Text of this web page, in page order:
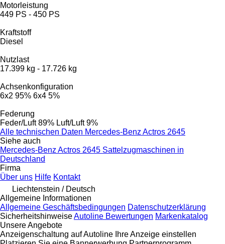
Motorleistung
449 PS - 450 PS
Kraftstoff
Diesel
Nutzlast
17.399 kg - 17.726 kg
Achsenkonfiguration
6x2 95% 6x4 5%
Federung
Feder/Luft 89% Luft/Luft 9%
Alle technischen Daten Mercedes-Benz Actros 2645
Siehe auch
Mercedes-Benz Actros 2645 Sattelzugmaschinen in
Deutschland
Firma
Über uns Hilfe Kontakt
Liechtenstein / Deutsch
Allgemeine Informationen
Allgemeine Geschäftsbedingungen Datenschutzerklärung
SicherheitshinweiseAutoline Bewertungen Markenkatalog
Unsere Angebote
Anzeigenschaltung auf Autoline Ihre Anzeige einstellen